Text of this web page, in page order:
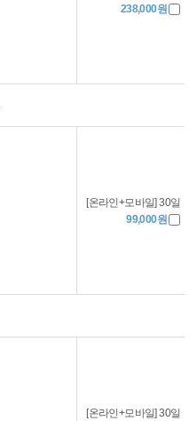
238,000원
[온라인+모바일] 30일
99,000원
[온라인+모바일] 30일